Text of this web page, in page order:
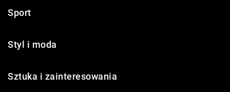
Sport
Styl i moda
Sztuka i zainteresowania